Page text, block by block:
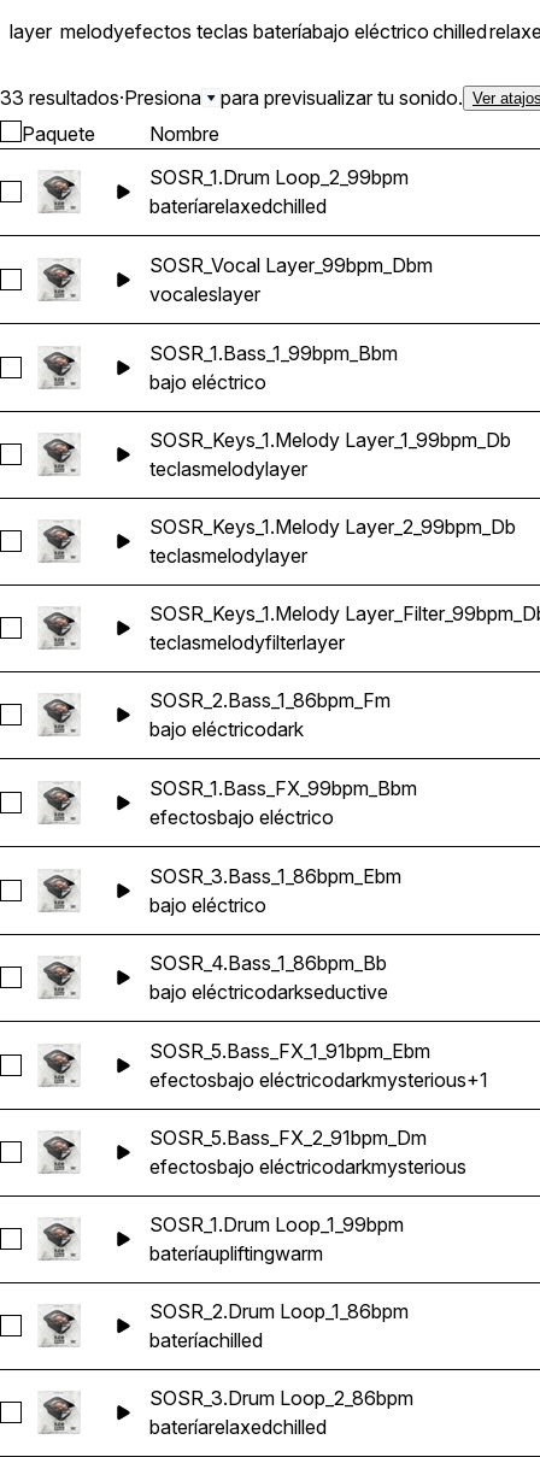
layer melodyefectos teclas bateríabajo eléctrico chilled
33 resultados·Presiona para previsualizar tu sonido. Ver
Paquete Nombre
Seleccionar SOSR_1.Drum Loop_2_99bpm
SOSR_1.Drum Loop_2_99bpm
bateríarelaxedchilled
Seleccionar SOSR_Vocal Layer_99bpm_Dbm
SOSR_Vocal Layer_99bpm_Dbm
vocaleslayer
Seleccionar SOSR_1.Bass_1_99bpm_Bbm
SOSR_1.Bass_1_99bpm_Bbm
bajo eléctrico
Seleccionar SOSR_Keys_1.Melody Layer_1_99bpm_Db
SOSR_Keys_1.Melody Layer_1_99bpm_Db
teclasmelodylayer
Seleccionar SOSR_Keys_1.Melody Layer_2_99bpm_Db
SOSR_Keys_1.Melody Layer_2_99bpm_Db
teclasmelodylayer
Seleccionar SOSR_Keys_1.Melody Layer_Filter_99bpm_Db
SOSR_Keys_1.Melody
teclasmelodyfilterlayer
Seleccionar SOSR_2.Bass_1_86bpm_Fm
SOSR_2.Bass_1_86bpm_Fm
bajo eléctricodark
Seleccionar SOSR_1.Bass_FX_99bpm_Bbm
SOSR_1.Bass_FX_99bpm_Bbm
efectosbajo eléctrico
Seleccionar SOSR_3.Bass_1_86bpm_Ebm
SOSR_3.Bass_1_86bpm_Ebm
bajo eléctrico
Seleccionar SOSR_4.Bass_1_86bpm_Bb
SOSR_4.Bass_1_86bpm_Bb
bajo eléctricodarkseductive
Seleccionar SOSR_5.Bass_FX_1_91bpm_Ebm
SOSR_5.Bass_FX_1_91bpm_Ebm
efectosbajo eléctricodarkmysterious+1
Seleccionar SOSR_5.Bass_FX_2_91bpm_Dm
SOSR_5.Bass_FX_2_91bpm_Dm
efectosbajo eléctricodarkmysterious
Seleccionar SOSR_1.Drum Loop_1_99bpm
SOSR_1.Drum Loop_1_99bpm
bateríaupliftingwarm
Seleccionar SOSR_2.Drum Loop_1_86bpm
SOSR_2.Drum Loop_1_86bpm
bateríachilled
Seleccionar SOSR_3.Drum Loop_2_86bpm
SOSR_3.Drum Loop_2_86bpm
bateríarelaxedchilled